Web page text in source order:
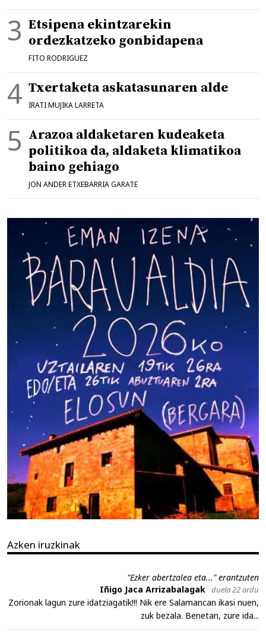
Etsipena ekintzarekin
ordezkatzeko gonbidapena
FITO RODRIGUEZ
Txertaketa askatasunaren alde
IRATI MUJIKA LARRETA
Arazoa aldaketaren kudeaketa
politikoa da, aldaketa klimatikoa
baino gehiago
JON ANDER ETXEBARRIA GARATE
Azken iruzkinak
"Ezker abertzalea eta..." erantzuten
Iñigo Jaca Arrizabalagak duela 22 ordu
Zorionak lagun zure idatziagatik!!! Nik ere Salamancan ikasi nuen,
zuk bezala. Benetan, zure ida...